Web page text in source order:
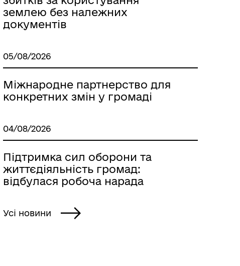
землею без належних
документів
05/08/2026
Міжнародне партнерство для
конкретних змін у громаді
04/08/2026
Підтримка сил оборони та
життєдіяльність громад:
відбулася робоча нарада
Усі новини